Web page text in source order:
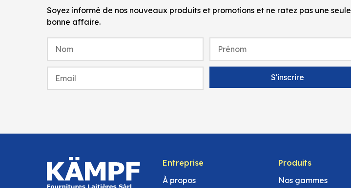
Soyez informé de nos nouveaux produits et promotions et ne ratez pas une seule
bonne affaire.
Entreprise
À propos
Produits
Nos gammes